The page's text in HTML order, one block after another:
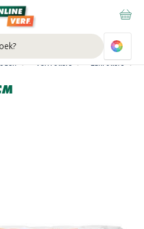
10% korting op het gehele Sigma
met code
actie >
Verfrollers Lakrollers